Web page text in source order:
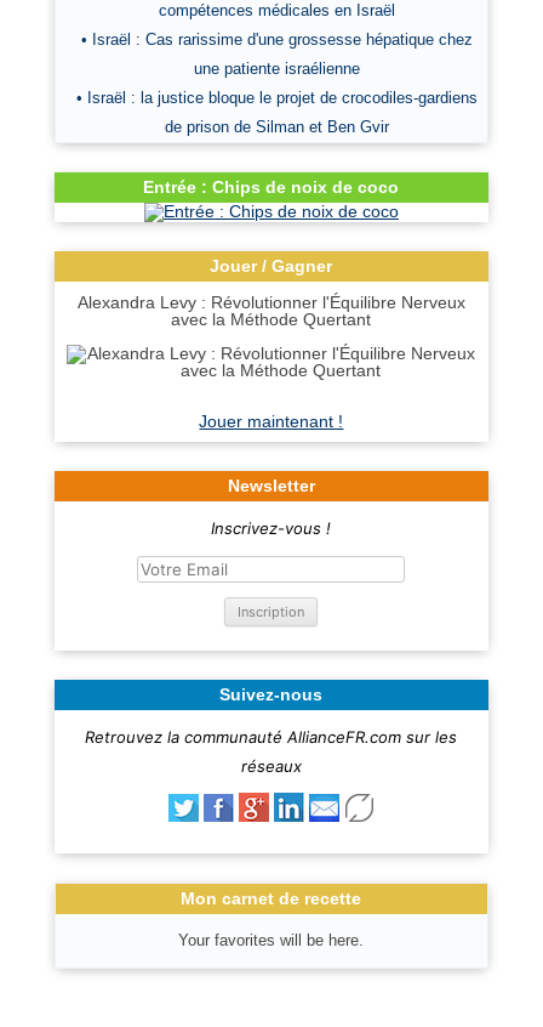
compétences médicales en Israël
• Israël : Cas rarissime d'une grossesse hépatique chez
une patiente israélienne
• Israël : la justice bloque le projet de crocodiles-gardiens
de prison de Silman et Ben Gvir
Entrée : Chips de noix de coco
Jouer / Gagner
Alexandra Levy : Révolutionner l'Équilibre Nerveux
avec la Méthode Quertant
Jouer maintenant !
Newsletter
Inscrivez-vous !
Suivez-nous
Retrouvez la communauté AllianceFR.com sur les
réseaux
Mon carnet de recette
Your favorites will be here.